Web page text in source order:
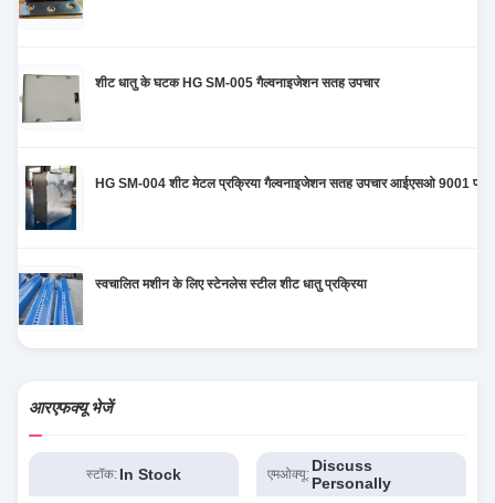
शीट धातु के घटक HG SM-005 गैल्वनाइजेशन सतह उपचार
HG SM-004 शीट मेटल प्रक्रिया गैल्वनाइजेशन सतह उपचार आईएसओ 9001
स्वचालित मशीन के लिए स्टेनलेस स्टील शीट धातु प्रक्रिया
आरएफक्यू भेजें
स्टॉक: In Stock एमओक्यू: Discuss
Personally